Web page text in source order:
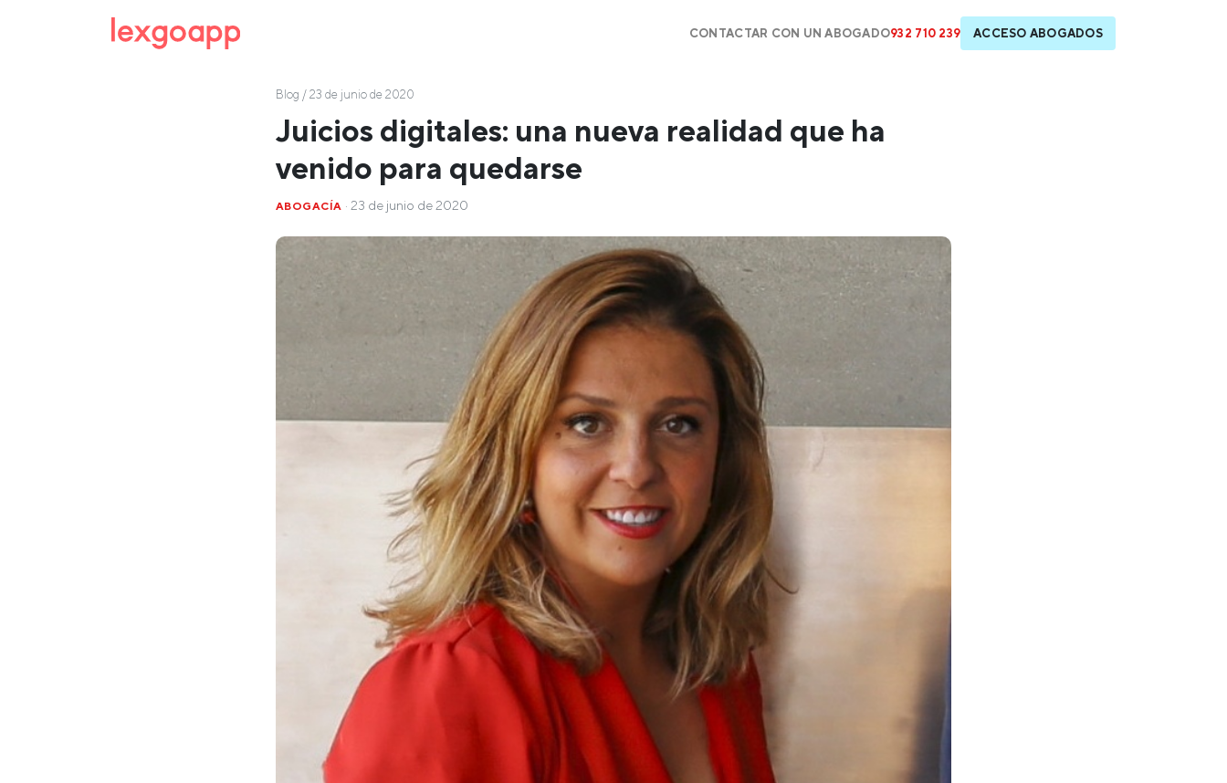
CONTACTAR CON UN ABOGADO932 710 239 ACCESO ABOGADOS
Blog / 23 de junio de 2020
Juicios digitales: una nueva realidad que ha
venido para quedarse
ABOGACÍA · 23 de junio de 2020